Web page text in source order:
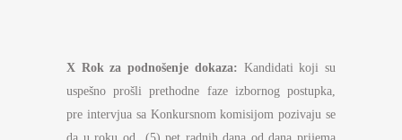
X Rok za podnošenje dokaza: Kandidati koji su
uspešno prošli prethodne faze izbornog postupka,
pre intervjua sa Konkursnom komisijom pozivaju se